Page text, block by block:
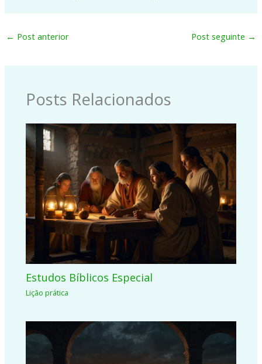
← Post anterior Post seguinte →
Posts Relacionados
Estudos Bíblicos Especial
Lição prática